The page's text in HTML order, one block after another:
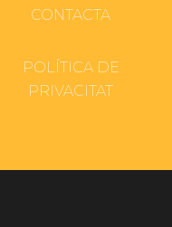
CONTACTA
POLÍTICA DE
PRIVACITAT